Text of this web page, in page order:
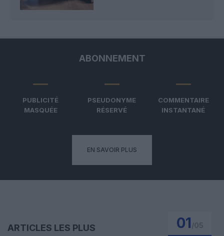
ABONNEMENT
PUBLICITÉ
MASQUÉE
PSEUDONYME
RÉSERVÉ
COMMENTAIRE
INSTANTANÉ
EN SAVOIR PLUS
ARTICLES LES PLUS
01